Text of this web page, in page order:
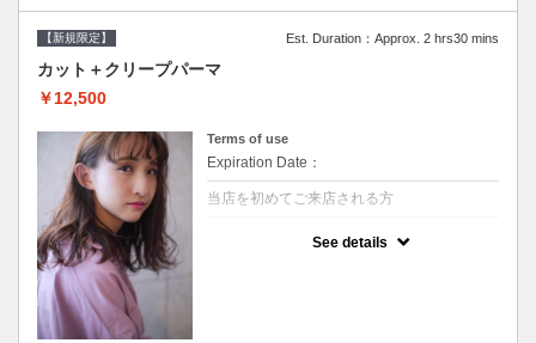
【新規限定】 Est. Duration：Approx. 2 hrs30 mins
カット＋クリープパーマ
￥12,500
Terms of use
Expiration Date：
当店を初めてご来店される方
See details